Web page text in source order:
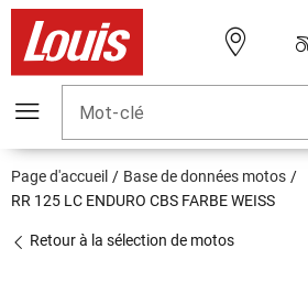
Mot-clé
Page d'accueil
Base de données motos
RR 125 LC ENDURO CBS FARBE WEISS
Retour à la sélection de motos